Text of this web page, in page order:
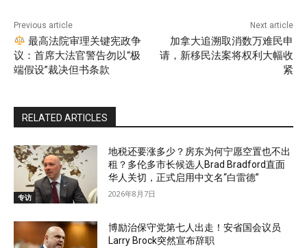
Previous article
最高法院审理关键宪政争
议：首席大法官警告勿以“极
端假设”裁决但书条款
Next article
加拿大追溯取消数万难民申
请，新移民法案将权利大幅收
紧
RELATED ARTICLES
专访
地税还要涨多少？房东为何宁愿空置也不出
租？多伦多市长候选人Brad Bradford直面
华人关切，正式启用中文名“白雷德”
2026年8月7日
博励治保守党第七人出走！安省国会议员
Larry Brock突然宣布辞职